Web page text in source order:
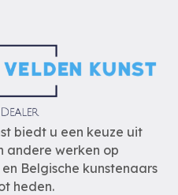
biedt u een keuze uit
andere werken op
Belgische kunstenaars
heden.